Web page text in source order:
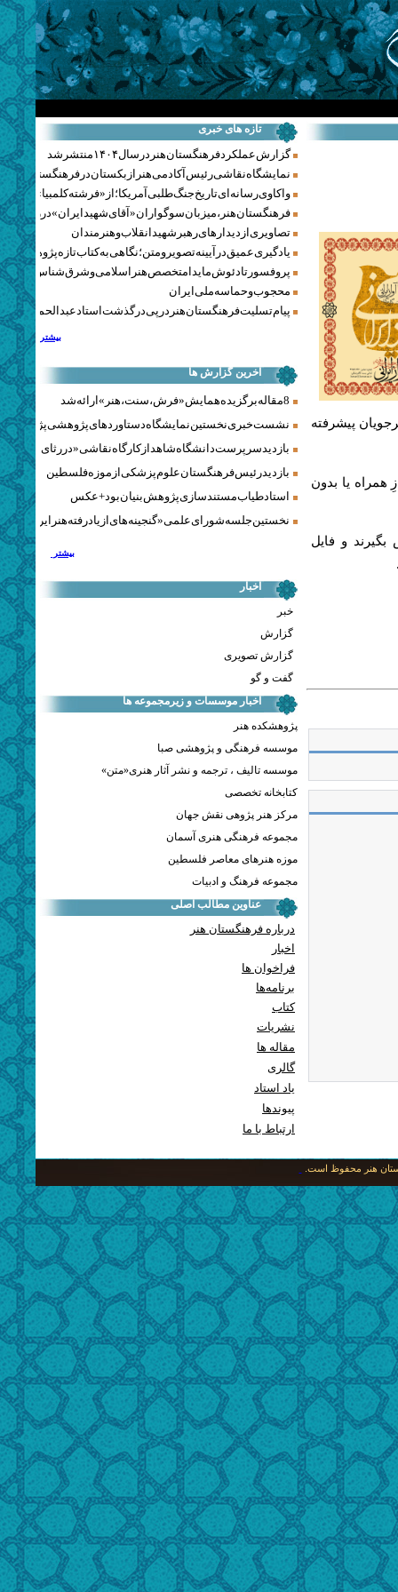
تازه های خبری
گزارش عملکرد فرهنگستان هنر در سال ۱۴۰۴ منتشر شد
نمایشگاه نقاشی رئیس آکادمی هنر ازبکستان در فرهنگستان هنر
واکاوی رسانه‌ای تاریخ جنگ‌طلبی آمریکا؛ از «فرشته کلمبیا» تا
فرهنگستان هنر، میزبان سوگواران «آقای شهید ایران» در
تصاویری از دیدارهای رهبر شهید انقلاب و هنرمندان
یادگیری عمیق در آیینه تصویر و متن؛ نگاهی به کتاب تازه پژوهشکده
پروفسور تادئوش مایدا متخصص هنر اسلامی و شرق‌شناس
محجوب و حماسه ملی ایران
پیام تسلیت فرهنگستان هنر در پی درگذشت استاد عبدالحمید
بیشتر
آخرین گزارش ها
8 مقاله برگزیده همایش «فرش، سنت، هنر» ارائه شد
نشست خبری نخستین نمایشگاه دستاوردهای پژوهشی
بازدید سرپرست دانشگاه شاهد از کارگاه نقاشی «در رثای سیمرغ
بازدید رئیس فرهنگستان علوم پزشکی از موزه فلسطین
استاد طیاب مستندسازی پژوهش‌بنیان بود + عکس
نخستین جلسه شورای علمی «گنجینه‌های ازیادرفته هنر ایران»
بیشتر
اخبار
خبر
گزارش
گزارش تصویری
گفت و گو
اخبار موسسات و زیرمجموعه ها
پژوهشکده هنر
موسسه فرهنگی و پژوهشی صبا
موسسه تالیف ، ترجمه و نشر آثار هنری«متن»
کتابخانه تخصصی
مرکز هنر پژوهی نقش جهان
مجموعه فرهنگی هنری آسمان
موزه هنرهای معاصر فلسطین
مجموعه فرهنگ و ادبیات
عناوین مطالب اصلی
درباره فرهنگستان هنر
اخبار
فراخوان ها
برنامه‌ها
کتاب
نشریات
مقاله ها
گالری
یاد استاد
پيوندها
ارتباط با ما
پیشرفته
5 تا 10 دقیقه‌ای، با سازِ همراه یا بدون
می‌توانند با شماره تلفن 22751797 تماس بگیرند و فایل
هنر محفوظ است.